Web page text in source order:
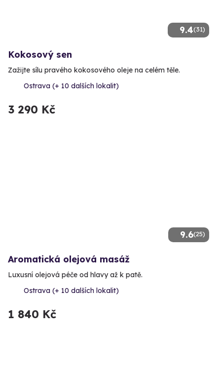
9.4(31)
Kokosový sen
Zažijte sílu pravého kokosového oleje na celém těle.
Ostrava (+ 10 dalších lokalit)
3 290 Kč
9.6(25)
Aromatická olejová masáž
Luxusní olejová péče od hlavy až k patě.
Ostrava (+ 10 dalších lokalit)
1 840 Kč